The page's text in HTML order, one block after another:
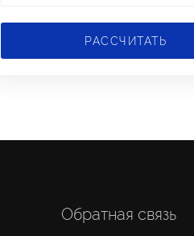
РАССЧИТАТЬ
Обратная связь